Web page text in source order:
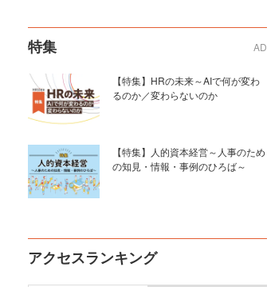
特集 AD
【特集】HRの未来～AIで何が変わ
るのか／変わらないのか
【特集】人的資本経営～人事のため
の知見・情報・事例のひろば～
アクセスランキング